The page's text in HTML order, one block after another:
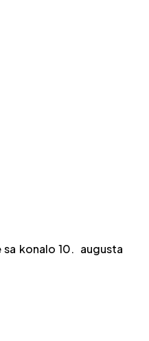
konalo 10. augusta